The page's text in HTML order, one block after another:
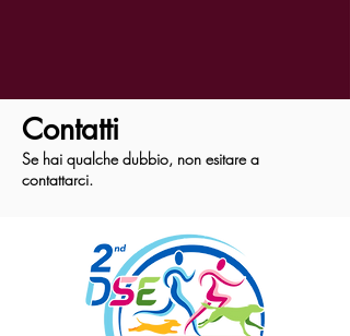
Contatti
Se hai qualche dubbio, non esitare a
contattarci.